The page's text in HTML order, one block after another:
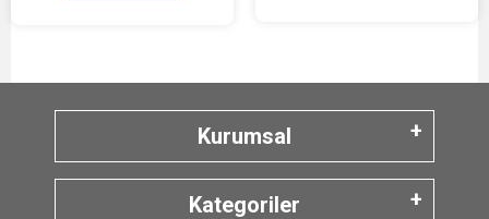
Kurumsal
Kategoriler